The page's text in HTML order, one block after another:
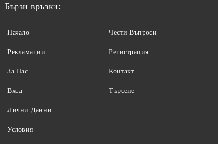
Бързи връзки:
Начало
Рекламации
За Нас
Вход
Чести Въпроси
Регистрация
Контакт
Търсене
Лични Данни
Условия